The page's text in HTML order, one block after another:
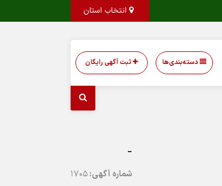
دسته‌بندی‌ها ثبت آگهی رایگان
-
شماره آگهی:1705